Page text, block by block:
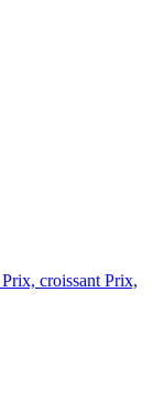
Prix, croissantPrix,